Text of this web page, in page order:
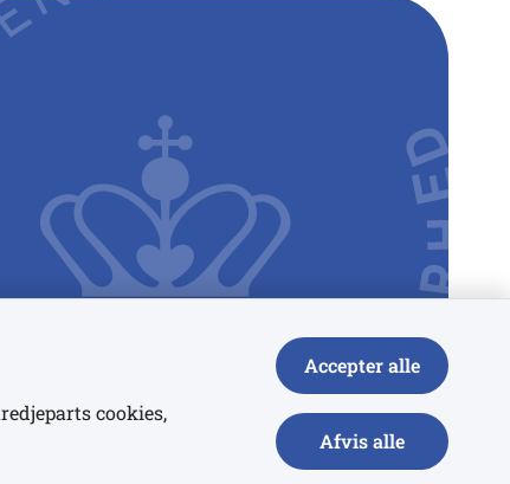
cookies,
Accepter alle
Afvis alle